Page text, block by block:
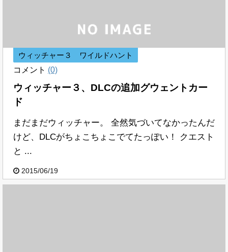
ウィッチャー３ ワイルドハント
コメント (0)
ウィッチャー３、DLCの追加グウェントカー
ド
まだまだウィッチャー。 全然気づいてなかったんだ
けど、DLCがちょこちょこでてたっぽい！ クエスト
と ...
2015/06/19